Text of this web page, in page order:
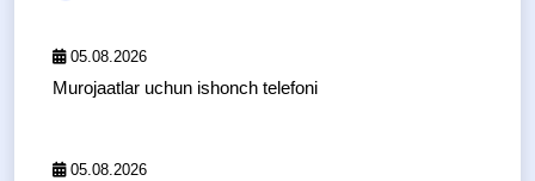
05.08.2026
Murojaatlar uchun ishonch telefoni
05.08.2026